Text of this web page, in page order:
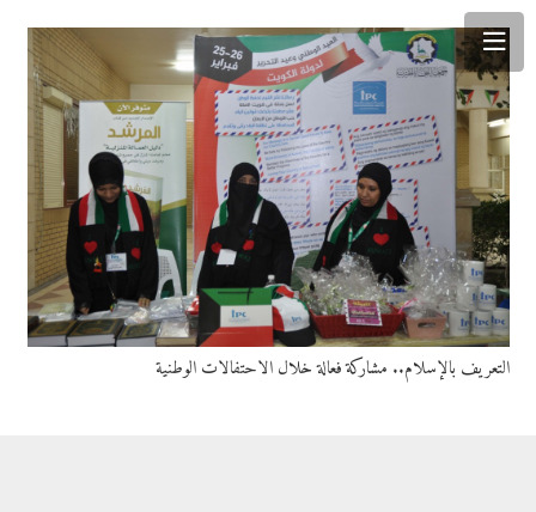
التعريف بالإسلام.. مشاركة فعالة خلال الاحتفالات الوطنية